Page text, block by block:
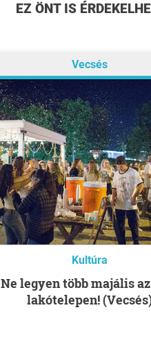
EZ ÖNT IS
Vecsés
Kultúra
Ne legyen több majális az OTP
lakótelepen!